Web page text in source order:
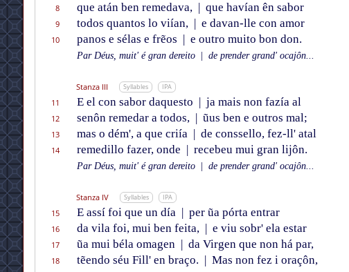
8
que atán ben remedava, | que havían ên sabor
9
todos quantos lo viían, | e davan-lle con amor
10
panos e sélas e frẽos | e outro muito bon don.
Par Déus, muit' é gran dereito
de prender grand' ocajôn...
Stanza III Syllables IPA
11 E el con sabor daquesto | ja mais non fazía al
12
senôn remedar a todos, | ũus ben e outros mal;
13
mas o dém', a que criía | de conssello, fez-ll' atal
14
remedillo fazer, onde | recebeu mui gran lijôn.
Par Déus, muit' é gran dereito
de prender grand' ocajôn...
Stanza IV Syllables IPA
15 E assí foi que un día | per ũa pórta entrar
16
da vila foi, mui ben feita, | e viu sobr' ela estar
17
ũa mui béla omagen | da Virgen que non há par,
18
tẽendo séu Fill' en braço. | Mas non fez i oraçôn,